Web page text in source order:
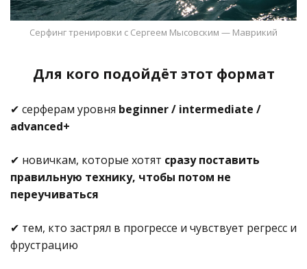
Серфинг тренировки с Сергеем Мысовским — Маврикий
Для кого подойдёт этот формат
✔ серферам уровня beginner / intermediate /
advanced+
✔ новичкам, которые хотят сразу поставить
правильную технику, чтобы потом не
переучиваться
✔ тем, кто застрял в прогрессе и чувствует регресс и
фрустрацию